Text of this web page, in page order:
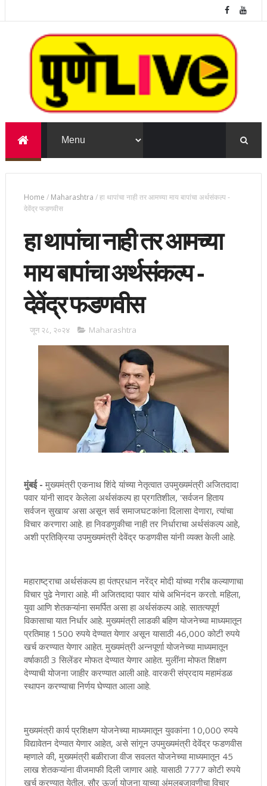
Home / Maharashtra /हा थापांचा नाही तर आमच्या माय बापांचा अर्थसंकल्प -
देवेंद्र फडणवीस
हा थापांचा नाही तर आमच्या
माय बापांचा अर्थसंकल्प -
देवेंद्र फडणवीस
जून २८, २०२४ Maharashtra
मुंबई - मुख्यमंत्री एकनाथ शिंदे यांच्या नेतृत्वात उपमुख्यमंत्री अजितदादा
पवार यांनी सादर केलेला अर्थसंकल्प हा प्रगतिशील, 'सर्वजन हिताय
सर्वजन सुखाय' असा असून सर्व समाजघटकांना दिलासा देणारा, त्यांचा
विचार करणारा आहे. हा निवडणुकीचा नाही तर निर्धाराचा अर्थसंकल्प आहे,
अशी प्रतिक्रिया उपमुख्यमंत्री देवेंद्र फडणवीस यांनी व्यक्त केली आहे.
महाराष्ट्राचा अर्थसंकल्प हा पंतप्रधान नरेंद्र मोदी यांच्या गरीब कल्याणाचा
विचार पुढे नेणारा आहे. मी अजितदादा पवार यांचे अभिनंदन करतो. महिला,
युवा आणि शेतकऱ्यांना समर्पित असा हा अर्थसंकल्प आहे. सातत्यपूर्ण
विकासाचा यात निर्धार आहे. मुख्यमंत्री लाडकी बहिण योजनेच्या माध्यमातून
प्रतिमाह 1500 रुपये देण्यात येणार असून यासाठी 46,000 कोटी रुपये
खर्च करण्यात येणार आहेत. मुख्यमंत्री अन्नपूर्णा योजनेच्या माध्यमातून
वर्षाकाठी 3 सिलेंडर मोफत देण्यात येणार आहेत. मुलींना मोफत शिक्षण
देण्याची योजना जाहीर करण्यात आली आहे. वारकरी संप्रदाय महामंडळ
स्थापन करण्याचा निर्णय घेण्यात आला आहे.
मुख्यमंत्री कार्य प्रशिक्षण योजनेच्या माध्यमातून युवकांना 10,000 रुपये
विद्यावेतन देण्यात येणार आहेत, असे सांगून उपमुख्यमंत्री देवेंद्र फडणवीस
म्हणाले की, मुख्यमंत्री बळीराजा वीज सवलत योजनेच्या माध्यमातून 45
लाख शेतकऱ्यांना वीजमाफी दिली जाणार आहे. यासाठी 7777 कोटी रुपये
खर्च करण्यात येतील. सौर ऊर्जा योजना याच्या अंमलबजावणीचा विचार